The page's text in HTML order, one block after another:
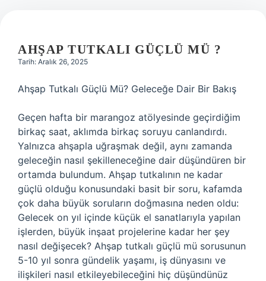
Hakkımızda
AHŞAP TUTKALI GÜÇLÜ MÜ ?
Tarih: Aralık 26, 2025
Ahşap Tutkalı Güçlü Mü? Geleceğe Dair Bir Bakış
Geçen hafta bir marangoz atölyesinde geçirdiğim
birkaç saat, aklımda birkaç soruyu canlandırdı.
Yalnızca ahşapla uğraşmak değil, aynı zamanda
geleceğin nasıl şekilleneceğine dair düşündüren bir
ortamda bulundum. Ahşap tutkalının ne kadar
güçlü olduğu konusundaki basit bir soru, kafamda
çok daha büyük soruların doğmasına neden oldu:
Gelecek on yıl içinde küçük el sanatlarıyla yapılan
işlerden, büyük inşaat projelerine kadar her şey
nasıl değişecek? Ahşap tutkalı güçlü mü sorusunun
5-10 yıl sonra gündelik yaşamı, iş dünyasını ve
ilişkileri nasıl etkileyebileceğini hiç düşündünüz